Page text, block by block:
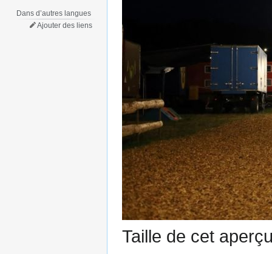
Taille de cet
Dans d’autres langues
Ajouter des liens